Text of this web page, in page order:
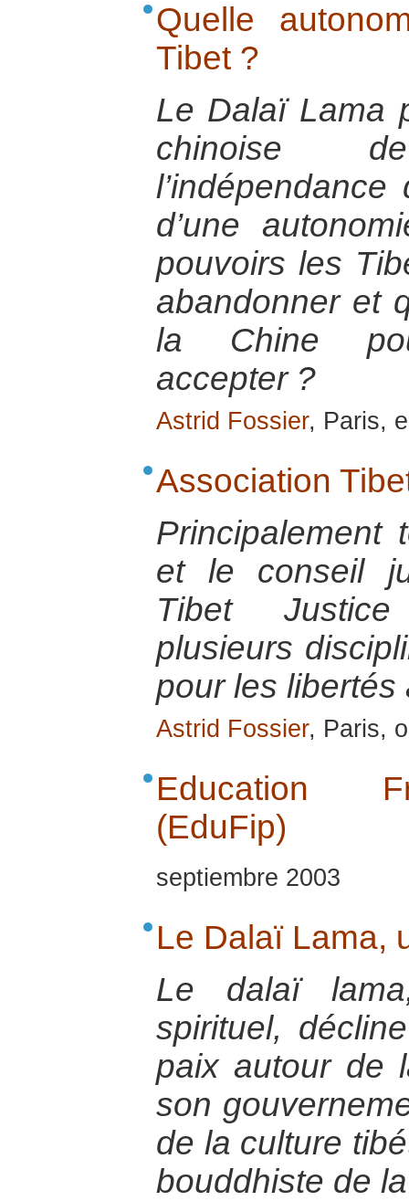
Quelle
Tibet ?
Le Dalaï Lama
chinoise
d’une
pouvoirs les
abandonner et
la Chine
accepter ?
Astrid Fossier, Paris,
Association
Principalement
et le conseil
Tibet
plusieurs
pour les libertés
Astrid Fossier, Paris,
Education
(EduFip)
septiembre 2003
Le Dalaï Lama,
Le dalaï
spirituel,
paix autour de
son
de la culture
bouddhiste de